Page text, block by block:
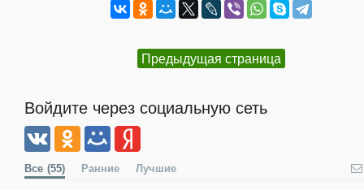
Предыдущая страница
Войдите через социальную сеть
Все (55) Ранние Лучшие